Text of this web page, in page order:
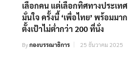
เลือกคน แต่เลือกทิศทางประเทศ
มั่นใจ ครั้งนี้ ‘เพื่อไทย’ พร้อมมาก
ตั้งเป้าไม่ต่ำกว่า 200 ที่นั่ง
Byกองบรรณาธิการ 25 ธันวาคม 2025